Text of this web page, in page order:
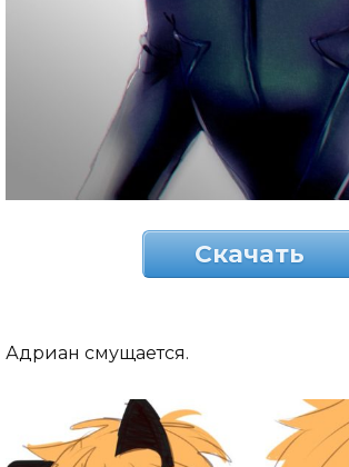
Скачать
Адриан смущается.